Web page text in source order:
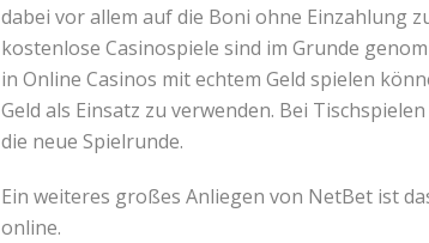
dabei vor allem auf die Boni ohne Einzahlung
kostenlose Casinospiele sind im Grunde
in Online Casinos mit echtem Geld spielen
Geld als Einsatz zu verwenden. Bei
die neue Spielrunde.
Ein weiteres großes Anliegen von NetBet ist
online.